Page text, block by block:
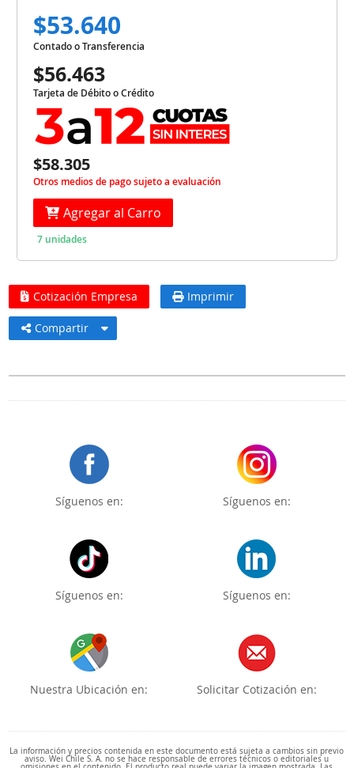
$53.640
Contado o Transferencia
$56.463
Tarjeta de Débito o Crédito
$58.305
Otros medios de pago sujeto a evaluación
Agregar al Carro
7 unidades
Cotización Empresa Imprimir
Compartir
Síguenos en: Síguenos en:
Síguenos en: Síguenos en:
Nuestra Ubicación en: Solicitar Cotización en:
La información y precios contenida en este documento está sujeta a cambios sin previo
aviso. Wei Chile S. A. no se hace responsable de errores técnicos o editoriales u